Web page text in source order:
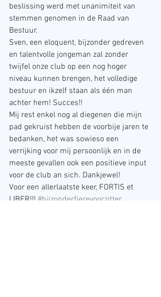
beslissing werd met unanimiteit van
stemmen genomen in de Raad van
Bestuur.
Sven, een eloquent, bijzonder gedreven
en talentvolle jongeman zal zonder
twijfel onze club op een nog hoger
niveau kunnen brengen, het volledige
bestuur en ikzelf staan als één man
achter hem! Succes!!
Mij rest enkel nog al diegenen die mijn
pad gekruist hebben de voorbije jaren te
bedanken, het was sowieso een
verrijking voor mij persoonlijk en in de
meeste gevallen ook een positieve input
voor de club an sich. Dankjewel!
Voor een allerlaatste keer, FORTIS et
LIBER!!! #bijzonderfierevoorzitter